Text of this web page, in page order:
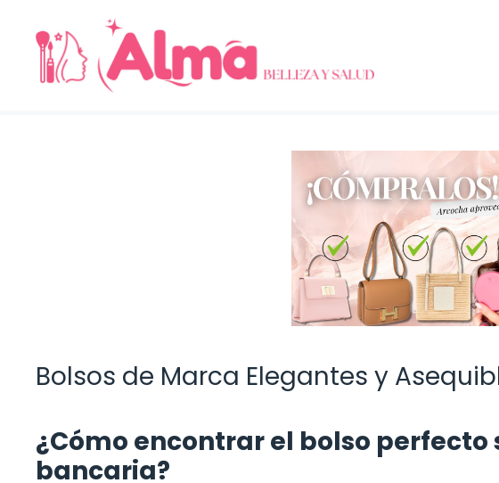
contenido
Bolsos de Marca Elegantes y
¿Cómo encontrar el bolso
bancaria?